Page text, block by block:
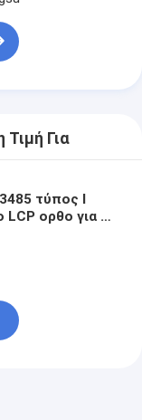
Για
τύπος Ι
LCP ορθο για το